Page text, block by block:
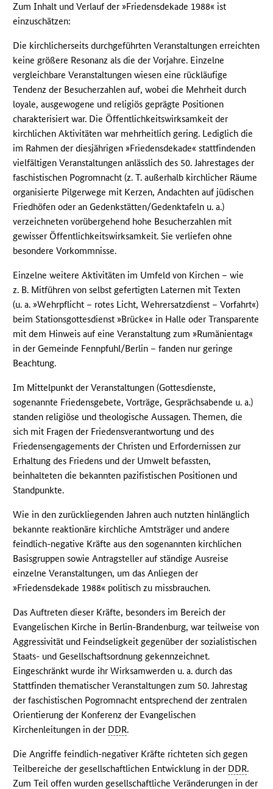
Zum Inhalt und Verlauf der »Friedensdekade 1988« ist
einzuschätzen:
Die kirchlicherseits durchgeführten Veranstaltungen erreichten
keine größere Resonanz als die der Vorjahre. Einzelne
vergleichbare Veranstaltungen wiesen eine rückläufige
Tendenz der Besucherzahlen auf, wobei die Mehrheit durch
loyale, ausgewogene und religiös geprägte Positionen
charakterisiert war. Die Öffentlichkeitswirksamkeit der
kirchlichen Aktivitäten war mehrheitlich gering. Lediglich die
im Rahmen der diesjährigen »Friedensdekade« stattfindenden
vielfältigen Veranstaltungen anlässlich des 50. Jahrestages der
faschistischen Pogromnacht (z. T. außerhalb kirchlicher Räume
organisierte Pilgerwege mit Kerzen, Andachten auf jüdischen
Friedhöfen oder an Gedenkstätten/Gedenktafeln u. a.)
verzeichneten vorübergehend hohe Besucherzahlen mit
gewisser Öffentlichkeitswirksamkeit. Sie verliefen ohne
besondere Vorkommnisse.
Einzelne weitere Aktivitäten im Umfeld von Kirchen – wie
z. B. Mitführen von selbst gefertigten Laternen mit Texten
(u. a. »Wehrpflicht – rotes Licht, Wehrersatzdienst – Vorfahrt«)
beim Stationsgottesdienst »Brücke« in Halle oder Transparente
mit dem Hinweis auf eine Veranstaltung zum »Rumänientag«
in der Gemeinde Fennpfuhl/Berlin – fanden nur geringe
Beachtung.
Im Mittelpunkt der Veranstaltungen (Gottesdienste,
sogenannte Friedensgebete, Vorträge, Gesprächsabende u. a.)
standen religiöse und theologische Aussagen. Themen, die
sich mit Fragen der Friedensverantwortung und des
Friedensengagements der Christen und Erfordernissen zur
Erhaltung des Friedens und der Umwelt befassten,
beinhalteten die bekannten pazifistischen Positionen und
Standpunkte.
Wie in den zurückliegenden Jahren auch nutzten hinlänglich
bekannte reaktionäre kirchliche Amtsträger und andere
feindlich-negative Kräfte aus den sogenannten kirchlichen
Basisgruppen sowie Antragsteller auf ständige Ausreise
einzelne Veranstaltungen, um das Anliegen der
»Friedensdekade 1988« politisch zu missbrauchen.
Das Auftreten dieser Kräfte, besonders im Bereich der
Evangelischen Kirche in Berlin-Brandenburg, war teilweise von
Aggressivität und Feindseligkeit gegenüber der sozialistischen
Staats- und Gesellschaftsordnung gekennzeichnet.
Eingeschränkt wurde ihr Wirksamwerden u. a. durch das
Stattfinden thematischer Veranstaltungen zum 50. Jahrestag
der faschistischen Pogromnacht entsprechend der zentralen
Orientierung der Konferenz der Evangelischen
Kirchenleitungen in der DDR.
Die Angriffe feindlich-negativer Kräfte richteten sich gegen
Teilbereiche der gesellschaftlichen Entwicklung in der DDR.
Zum Teil offen wurden gesellschaftliche Veränderungen in der